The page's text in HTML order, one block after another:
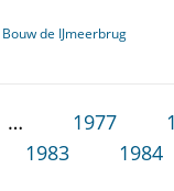
Bouw de IJmeerbrug
… 1977
1983
1984